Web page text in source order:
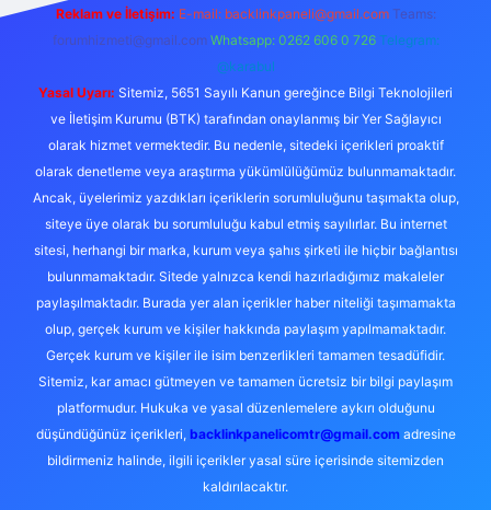
Reklam ve İletişim: E-mail: backlinkpaneli@gmail.com Teams:
forumhizmeti@gmail.com Whatsapp: 0262 606 0 726 Telegram:
@karabul
Yasal Uyarı: Sitemiz, 5651 Sayılı Kanun gereğince Bilgi Teknolojileri
ve İletişim Kurumu (BTK) tarafından onaylanmış bir Yer Sağlayıcı
olarak hizmet vermektedir. Bu nedenle, sitedeki içerikleri proaktif
olarak denetleme veya araştırma yükümlülüğümüz bulunmamaktadır.
Ancak, üyelerimiz yazdıkları içeriklerin sorumluluğunu taşımakta olup,
siteye üye olarak bu sorumluluğu kabul etmiş sayılırlar. Bu internet
sitesi, herhangi bir marka, kurum veya şahıs şirketi ile hiçbir bağlantısı
bulunmamaktadır. Sitede yalnızca kendi hazırladığımız makaleler
paylaşılmaktadır. Burada yer alan içerikler haber niteliği taşımamakta
olup, gerçek kurum ve kişiler hakkında paylaşım yapılmamaktadır.
Gerçek kurum ve kişiler ile isim benzerlikleri tamamen tesadüfidir.
Sitemiz, kar amacı gütmeyen ve tamamen ücretsiz bir bilgi paylaşım
platformudur. Hukuka ve yasal düzenlemelere aykırı olduğunu
düşündüğünüz içerikleri, backlinkpanelicomtr@gmail.comadresine
bildirmeniz halinde, ilgili içerikler yasal süre içerisinde sitemizden
kaldırılacaktır.